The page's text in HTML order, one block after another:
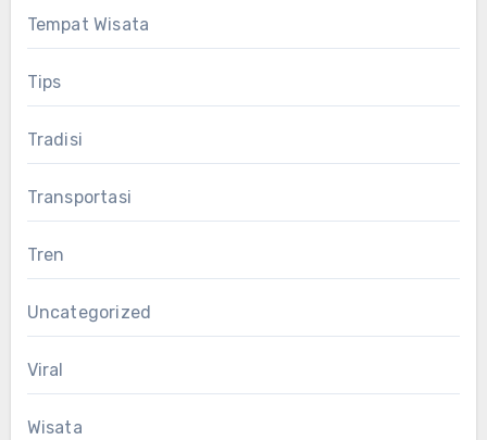
Tempat Wisata
Tips
Tradisi
Transportasi
Tren
Uncategorized
Viral
Wisata